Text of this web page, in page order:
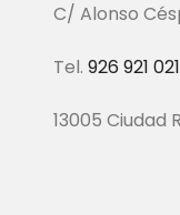
C/ Alonso
Tel. 926 921 021
13005 Ciudad